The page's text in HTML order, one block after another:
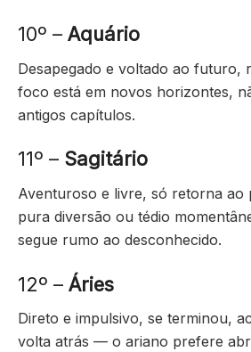
10º – Aquário
Desapegado e voltado ao futuro,
foco está em novos horizontes,
antigos capítulos.
11º – Sagitário
Aventuroso e livre, só retorna ao
pura diversão ou tédio
segue rumo ao desconhecido.
12º – Áries
Direto e impulsivo, se terminou,
volta atrás — o ariano prefere